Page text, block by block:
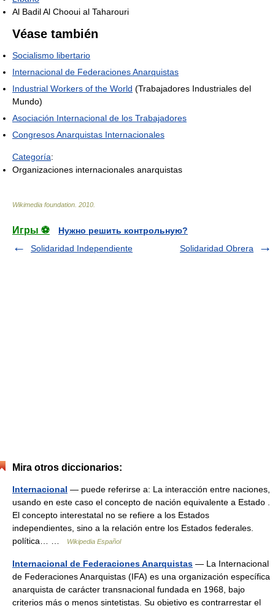
Al Badil Al Chooui al Taharouri
Véase también
Socialismo libertario
Internacional de Federaciones Anarquistas
Industrial Workers of the World (Trabajadores Industriales del
Mundo)
Asociación Internacional de los Trabajadores
Congresos Anarquistas Internacionales
Categoría:
Organizaciones internacionales anarquistas
Wikimedia foundation 2010
Игры ⚽
Нужно решить контрольную?
Solidaridad Independiente
Solidaridad Obrera
Mira otros diccionarios:
Internacional — puede referirse a: La interacción entre naciones,
usando en este caso el concepto de nación equivalente a Estado .
El concepto interestatal no se refiere a los Estados
independientes, sino a la relación entre los Estados federales.
política… …
Wikipedia Español
Internacional de Federaciones Anarquistas — La Internacional
de Federaciones Anarquistas (IFA) es una organización específica
anarquista de carácter transnacional fundada en 1968, bajo
criterios más o menos sintetistas. Su objetivo es contrarrestar el